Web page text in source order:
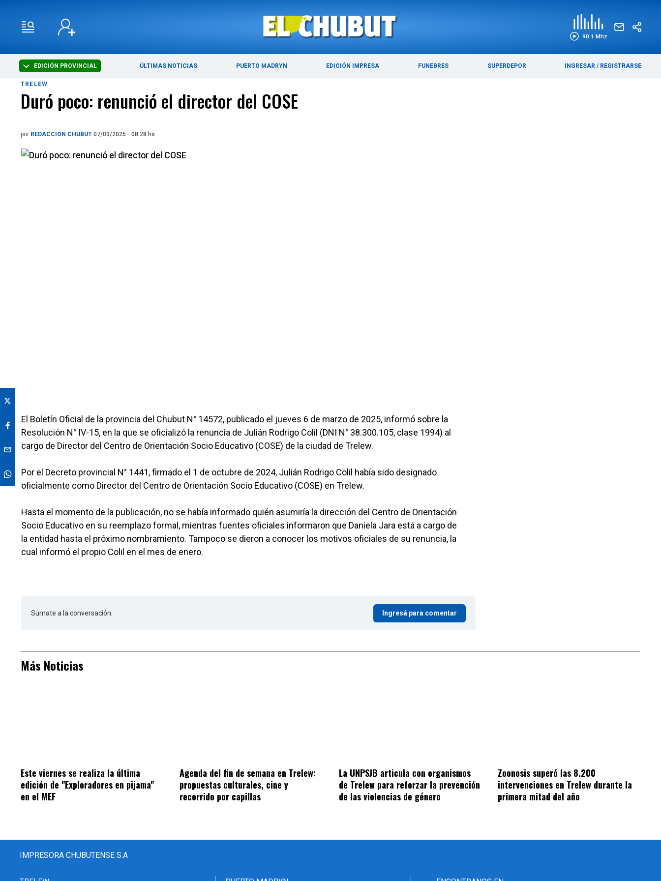
90.1 Mhz
EDICIÓN PROVINCIAL ÚLTIMAS NOTICIAS PUERTO MADRYN EDICIÓN IMPRESA FUNEBRES SUPERDEPOR INGRESAR / REGISTRARSE
ÚLTIMAS NOTICIAS PUERTO MADRYN
TRELEW
Duró poco: renunció el director del COSE
por REDACCIÓN CHUBUT 07/03/2025 - 08.28.hs
El Boletín Oficial de la provincia del Chubut N° 14572, publicado el jueves 6 de marzo de 2025, informó sobre la
Resolución N° IV-15, en la que se oficializó la renuncia de Julián Rodrigo Colil (DNI N° 38.300.105, clase 1994) al
cargo de Director del Centro de Orientación Socio Educativo (COSE) de la ciudad de Trelew.
Por el Decreto provincial N° 1441, firmado el 1 de octubre de 2024, Julián Rodrigo Colil había sido designado
oficialmente como Director del Centro de Orientación Socio Educativo (COSE) en Trelew.
Hasta el momento de la publicación, no se había informado quién asumiría la dirección del Centro de Orientación
Socio Educativo en su reemplazo formal, mientras fuentes oficiales informaron que Daniela Jara está a cargo de
la entidad hasta el próximo nombramiento. Tampoco se dieron a conocer los motivos oficiales de su renuncia, la
cual informó el propio Colil en el mes de enero.
Sumate a la conversación. Ingresá para comentar
Más Noticias
Este viernes se realiza la última
edición de "Exploradores en pijama"
en el MEF
Agenda del fin de semana en Trelew:
propuestas culturales, cine y
recorrido por capillas
La UNPSJB articula con organismos
de Trelew para reforzar la prevención
de las violencias de género
Zoonosis superó las 8.200
intervenciones en Trelew durante la
primera mitad del año
IMPRESORA CHUBUTENSE S.A